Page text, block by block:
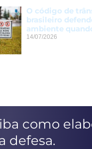
O código de
brasileiro
ambiente
14/07/2026
como
defesa.